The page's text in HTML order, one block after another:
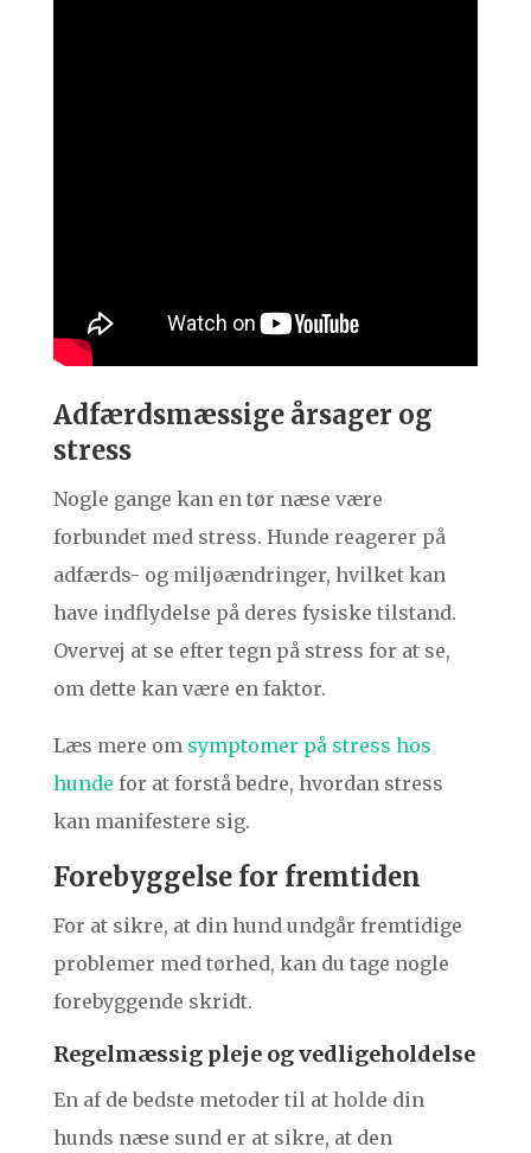
Adfærdsmæssige årsager og
stress
Nogle gange kan en tør næse være
forbundet med stress. Hunde reagerer på
adfærds- og miljøændringer, hvilket kan
have indflydelse på deres fysiske tilstand.
Overvej at se efter tegn på stress for at se,
om dette kan være en faktor.
Læs mere om symptomer på stress hos
hunde for at forstå bedre, hvordan stress
kan manifestere sig.
Forebyggelse for fremtiden
For at sikre, at din hund undgår fremtidige
problemer med tørhed, kan du tage nogle
forebyggende skridt.
Regelmæssig pleje og vedligeholdelse
En af de bedste metoder til at holde din
hunds næse sund er at sikre, at den